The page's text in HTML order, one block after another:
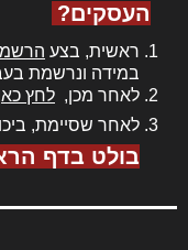
העסקים?
ראשית, בצע
במידה ונרשמת
לאחר מכן, לחץ
לאחר שסיימת,
בולט בדף